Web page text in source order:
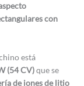
con
está
(54 CV)que se
de iones de litio